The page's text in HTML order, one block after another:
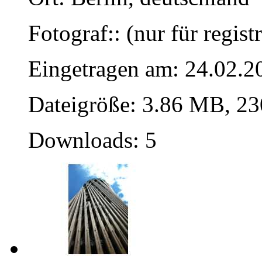
Fotograf:: (nur für
Eingetragen am:
Dateigröße: 3.86 MB,
Downloads: 5